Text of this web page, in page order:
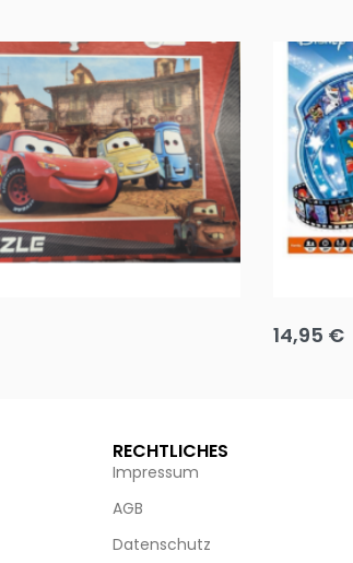
14,95 €
RECHTLICHES
Impressum
AGB
Datenschutz